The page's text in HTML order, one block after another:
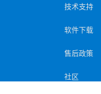
技术支持
软件下载
售后政策
社区